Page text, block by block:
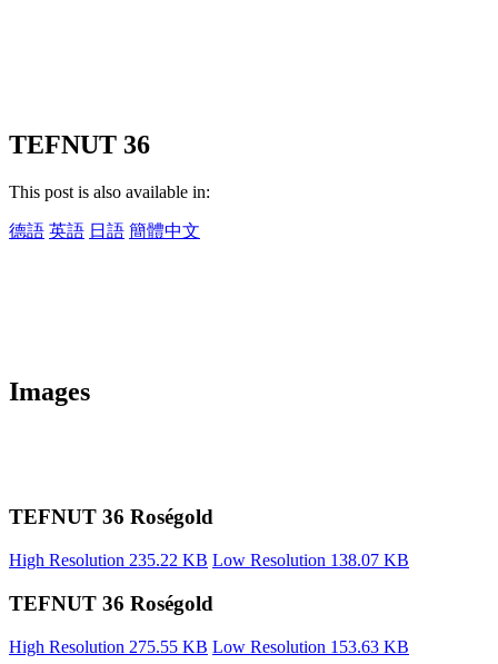
TEFNUT 36
This post is also available in:
德語 英語 日語 簡體中文
Images
TEFNUT 36 Roségold
High Resolution 235.22 KB Low Resolution 138.07 KB
TEFNUT 36 Roségold
High Resolution 275.55 KB Low Resolution 153.63 KB